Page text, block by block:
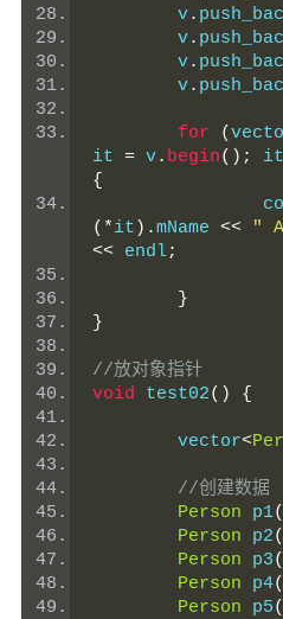
	v
.
	v
.
	v
.
	v
.
for (
it = v. begin();
{
(*it ).mName << "
<< endl;
}
}
//放对象指针
void test02() {
	vector
<
//创建数据
Person p1(
Person p2(
Person p3(
Person p4(
Person p5(